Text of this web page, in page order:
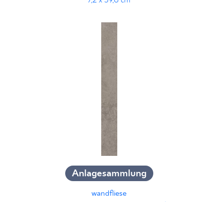
Anlagesammlung
wandfliese